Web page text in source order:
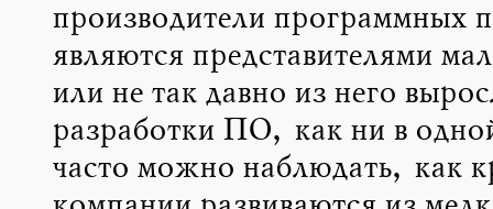
производители программных
являются представителями
или не так давно из него
разработки ПО, как ни в
часто можно наблюдать, как